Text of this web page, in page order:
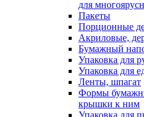
для
Пакеты
Порционные
Акриловые,
Бумажный
Упаковка для
Упаковка для
Ленты, шпагат
Формы
крышки к ним
Упаковка для